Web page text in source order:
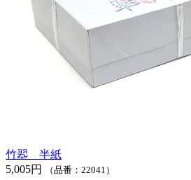
竹翆 半紙
5,005円
（品番：22041）